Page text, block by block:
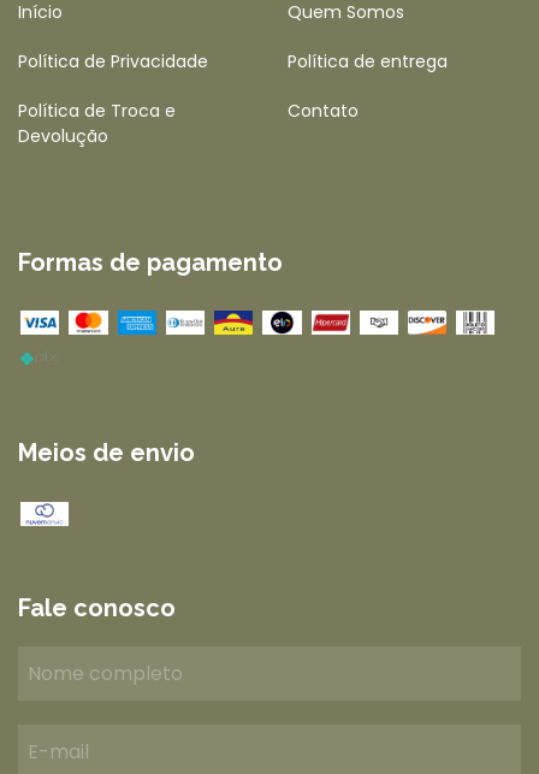
Início Quem Somos
Política de Privacidade Política de entrega
Política de Troca e
Devolução
Contato
Formas de pagamento
Meios de envio
Fale conosco